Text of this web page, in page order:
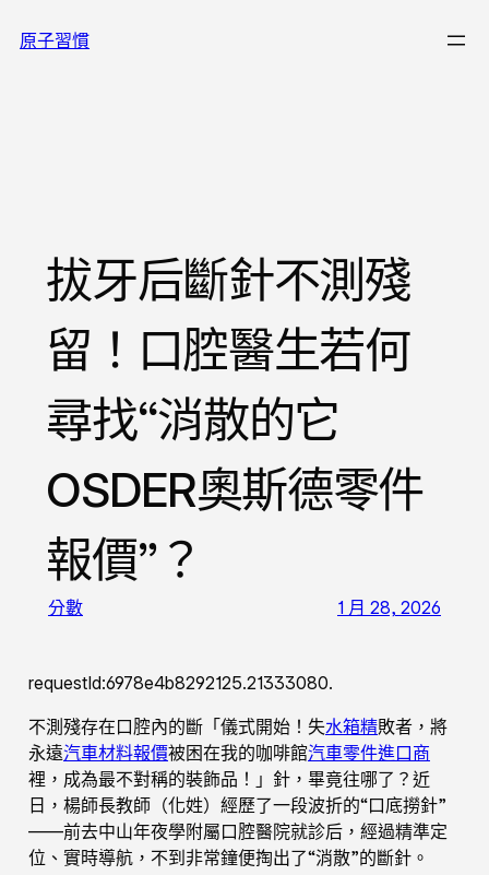
至原子習慣
拔牙后斷針不測殘
留！口腔醫生若何
尋找“消散的它
OSDER奧斯德零件
報價”？
分數 1 月 28, 2026
requestId:6978e4b8292125.21333080.
不測殘存在口腔內的斷「儀式開始！失水箱精敗者，將
永遠汽車材料報價被困在我的咖啡館汽車零件進口商
裡，成為最不對稱的裝飾品！」針，畢竟往哪了？近
日，楊師長教師（化姓）經歷了一段波折的“口底撈針”
——前去中山年夜學附屬口腔醫院就診后，經過精準定
位、實時導航，不到非常鐘便掏出了“消散”的斷針。